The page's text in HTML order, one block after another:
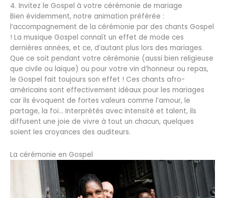
4. Invitez le Gospel à votre cérémonie de mariage
Bien évidemment, notre animation préférée :
l’accompagnement de la cérémonie par des chants Gospel
! La musique Gospel connaît un effet de mode ces
dernières années, et ce, d’autant plus lors des mariages.
Que ce soit pendant votre cérémonie (aussi bien religieuse
que civile ou laïque) ou pour votre vin d’honneur ou repas,
le Gospel fait toujours son effet ! Ces chants afro-
américains sont effectivement idéaux pour les mariages
car ils évoquent de fortes valeurs comme l’amour, le
partage, la foi… Interprétés avec intensité et talent, ils
diffusent une joie de vivre à tout un chacun, quelques
soient les croyances des auditeurs.
La cérémonie en Gospel